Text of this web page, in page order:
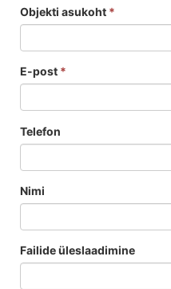
Objekti asukoht *
E-post *
Telefon
Nimi
Failide üleslaadimine